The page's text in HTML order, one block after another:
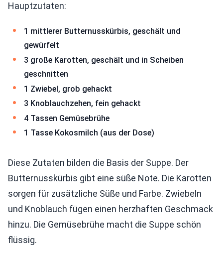
Hauptzutaten:
1 mittlerer Butternusskürbis, geschält und
gewürfelt
3 große Karotten, geschält und in Scheiben
geschnitten
1 Zwiebel, grob gehackt
3 Knoblauchzehen, fein gehackt
4 Tassen Gemüsebrühe
1 Tasse Kokosmilch (aus der Dose)
Diese Zutaten bilden die Basis der Suppe. Der
Butternusskürbis gibt eine süße Note. Die Karotten
sorgen für zusätzliche Süße und Farbe. Zwiebeln
und Knoblauch fügen einen herzhaften Geschmack
hinzu. Die Gemüsebrühe macht die Suppe schön
flüssig.